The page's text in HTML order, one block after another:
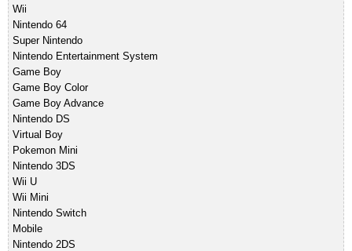
Wii
Nintendo 64
Super Nintendo
Nintendo Entertainment System
Game Boy
Game Boy Color
Game Boy Advance
Nintendo DS
Virtual Boy
Pokemon Mini
Nintendo 3DS
Wii U
Wii Mini
Nintendo Switch
Mobile
Nintendo 2DS